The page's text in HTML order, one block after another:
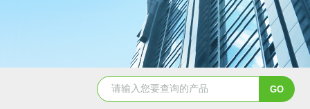
5347信德迈代理Parker 45度绝缘防水接头 5353信